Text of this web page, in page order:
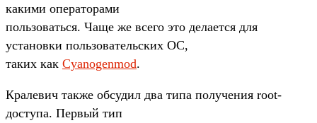
какими операторами
пользоваться. Чаще же всего это делается для
установки пользовательских ОС,
таких как Cyanogenmod.
Кралевич также обсудил два типа получения root-
доступа. Первый тип